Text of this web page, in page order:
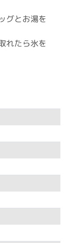
グとお湯を
れたら氷を